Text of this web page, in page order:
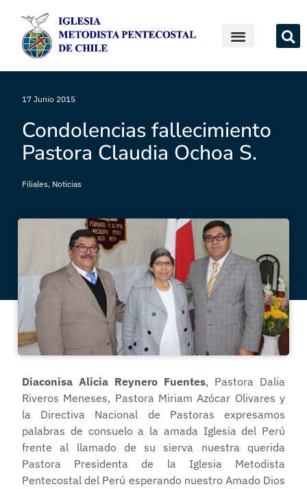
17 Junio 2015
Condolencias fallecimiento
Pastora Claudia Ochoa S.
Filiales, Noticias
Diaconisa Alicia Reynero Fuentes, Pastora Dalia
Riveros Meneses, Pastora Miriam Azócar Olivares y
la Directiva Nacional de Pastoras expresamos
palabras de consuelo a la amada Iglesia del Perú
frente al llamado de su sierva nuestra querida
Pastora Presidenta de la Iglesia Metodista
Pentecostal del Perú esperando nuestro Amado Dios